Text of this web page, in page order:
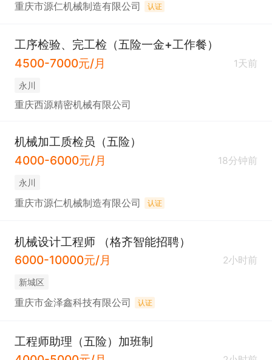
重庆市源仁机械制造有限公司 认证
工序检验、完工检（五险一金+工作餐）
4500-7000元/月
1天前
永川
重庆西源精密机械有限公司
机械加工质检员（五险）
4000-6000元/月
18分钟前
永川
重庆市源仁机械制造有限公司 认证
机械设计工程师 （格齐智能招聘）
6000-10000元/月
2小时前
新城区
重庆市金泽鑫科技有限公司 认证
工程师助理（五险）加班制